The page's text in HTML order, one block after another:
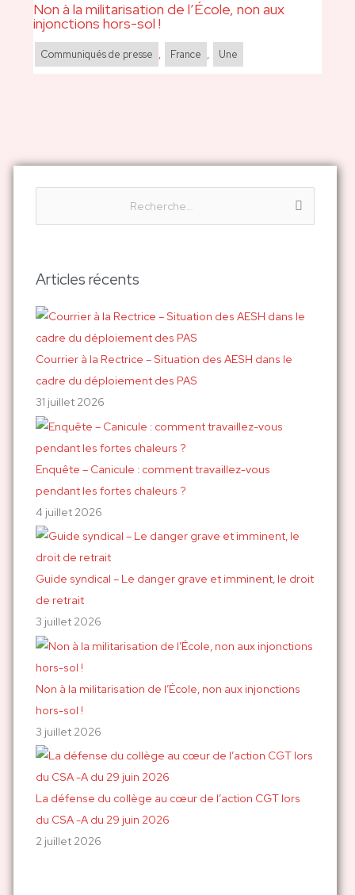
h
r
c
h
e
r
:
Articles récents
Courrier à la Rectrice – Situation des AESH dans le
cadre du déploiement des PAS
31 juillet 2026
Enquête – Canicule : comment travaillez-vous
pendant les fortes chaleurs ?
4 juillet 2026
Guide syndical – Le danger grave et imminent, le droit
de retrait
3 juillet 2026
Non à la militarisation de l’École, non aux injonctions
hors-sol !
3 juillet 2026
La défense du collège au cœur de l’action CGT lors
du CSA -A du 29 juin 2026
2 juillet 2026
Non à la militarisation de l’École, non aux
injonctions hors-sol !
Communiqués de presse , France , Une